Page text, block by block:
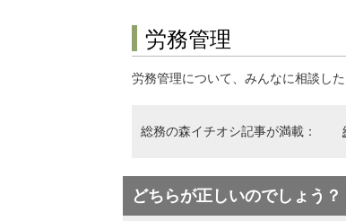
労務管理
労務管理について、みんなに相談し
総務の森イチオシ記事が満載：
どちらが正しいのでしょう